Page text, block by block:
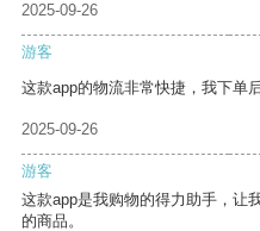
2025-09-26
游客
这款app的物流非常快捷，我下单
2025-09-26
游客
这款app是我购物的得力助手，让
的商品。